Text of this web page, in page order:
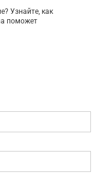
Узнайте, как
поможет